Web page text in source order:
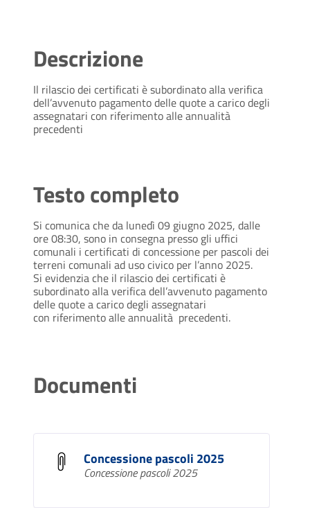
Descrizione
Il rilascio dei certificati è subordinato alla verifica
dell’avvenuto pagamento delle quote a carico degli
assegnatari con riferimento alle annualità
precedenti
Testo completo
Si comunica che da lunedì 09 giugno 2025, dalle
ore 08:30, sono in consegna presso gli uffici
comunali i certificati di concessione per pascoli dei
terreni comunali ad uso civico per l’anno 2025.
Si evidenzia che il rilascio dei certificati è
subordinato alla verifica dell’avvenuto pagamento
delle quote a carico degli assegnatari
con riferimento alle annualità precedenti.
Documenti
Concessione pascoli 2025
Concessione pascoli 2025